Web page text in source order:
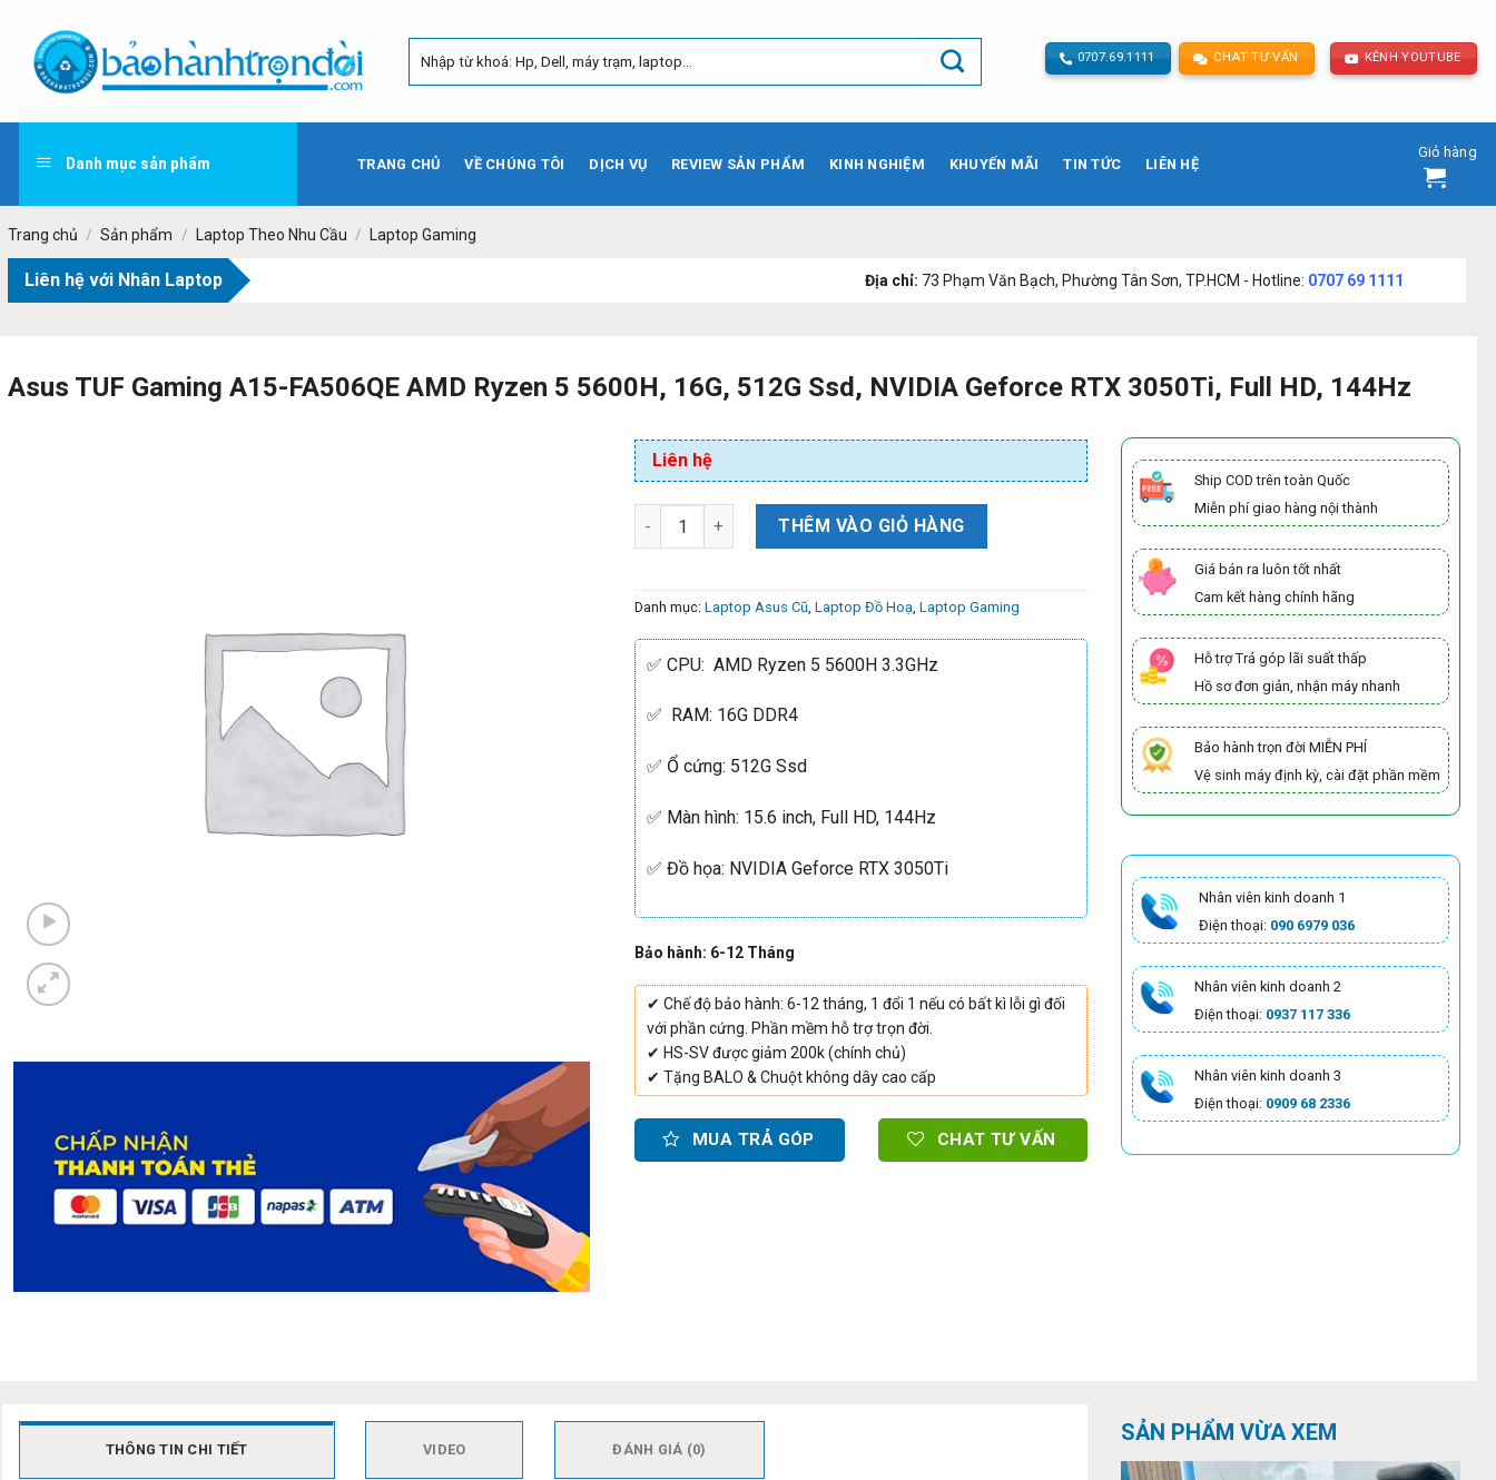
content
0707.69.1111 CHAT TƯ VẤN KÊNH YOUTUBE
Danh mục sản phẩm TRANG CHỦ VỀ CHÚNG TÔI DỊCH VỤ REVIEW SẢN PHẨM KINH NGHIỆM KHUYẾN MÃI TIN TỨC LIÊN HỆ
Giỏ hàng
Trang chủ / Sản phẩm / Laptop Theo Nhu Cầu / Laptop Gaming
Liên hệ với Nhân Laptop 73 Phạm Văn Bạch, Phường Tân Sơn, TP.HCM - Hotline:0707 69 1111
Asus TUF Gaming A15-FA506QE AMD Ryzen 5 5600H, 16G, 512G Ssd, NVIDIA Geforce RTX 3050Ti, Full HD, 144Hz
Liên hệ
THÊM VÀO GIỎ HÀNG
Danh mục:Laptop Asus Cũ ,Laptop Đồ Hoạ ,Laptop Gaming
✅ CPU: AMD Ryzen 5 5600H 3.3GHz
✅ RAM: 16G DDR4
✅ Ổ cứng: 512G Ssd
✅ Màn hình: 15.6 inch, Full HD, 144Hz
✅ Đồ họa: NVIDIA Geforce RTX 3050Ti
Bảo hành: 6-12 Tháng
✔ Chế độ bảo hành: 6-12 tháng, 1 đổi 1 nếu có bất kì lỗi gì đối
với phần cứng. Phần mềm hỗ trợ trọn đời.
✔ HS-SV được giảm 200k (chính chủ)
✔ Tặng BALO & Chuột không dây cao cấp
MUA TRẢ GÓP CHAT TƯ VẤN
Ship COD trên toàn Quốc
Miễn phí giao hàng nội thành
Giá bán ra luôn tốt nhất
Cam kết hàng chính hãng
Hỗ trợ Trả góp lãi suất thấp
Hồ sơ đơn giản, nhận máy nhanh
Bảo hành trọn đời MIỄN PHÍ
Vệ sinh máy định kỳ, cài đặt phần mềm
Nhân viên kinh doanh 1
Điện thoại: 090 6979 036
Nhân viên kinh doanh 2
Điện thoại: 0937 117 336
Nhân viên kinh doanh 3
Điện thoại: 0909 68 2336
THÔNG TIN CHI TIẾT VIDEO ĐÁNH GIÁ (0)
SẢN PHẨM VỪA XEM